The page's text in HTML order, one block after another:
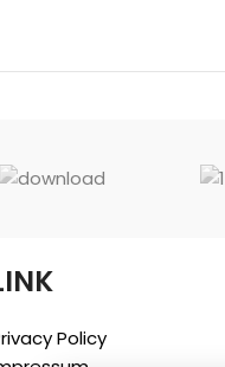
Policy